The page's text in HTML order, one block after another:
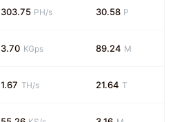
303.75 PH/s 30.58 P
3.70 KGps 89.24 M
1.67 TH/s 21.64 T